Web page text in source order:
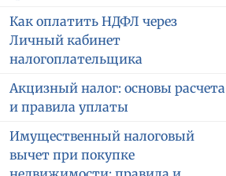
Как оплатить НДФЛ через
Личный кабинет
налогоплательщика
Акцизный налог: основы расчета
и правила уплаты
Имущественный налоговый
вычет при покупке